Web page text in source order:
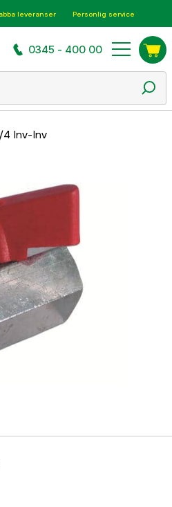
leveranser Personlig service
0345 - 400 00
4 Inv-Inv